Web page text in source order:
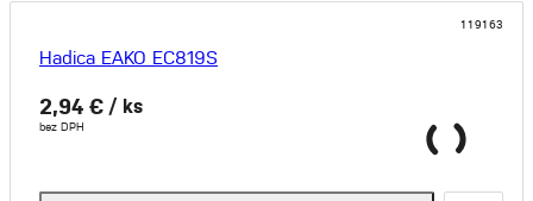
119163
Hadica EAKO EC819S
2,94 € / ks
bez DPH